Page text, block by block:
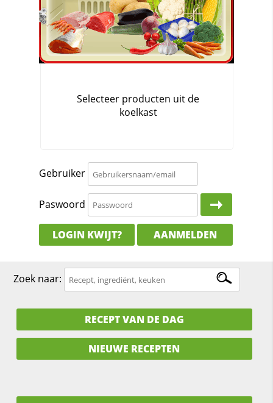
Gebruiker
Paswoord
LOGIN KWIJT? AANMELDEN
Zoek naar:
RECEPT VAN DE DAG
NIEUWE RECEPTEN